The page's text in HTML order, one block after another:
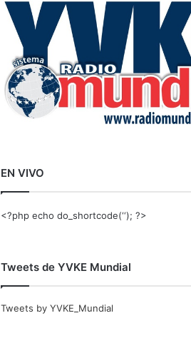
r
EN VIVO
<?php echo do_shortcode(‘‘); ?>
Tweets de YVKE Mundial
Tweets by YVKE_Mundial